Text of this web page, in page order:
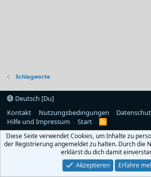
Schlagworte
Deutsch [Du]
Kontakt
Nutzungsbedingungen
Hilfe und Impressum
Start
R
S
Diese Seite verwendet Cookies, um Inhalte zu
der Registrierung angemeldet zu halten. Durch die
erklärst du dich damit
Akzeptieren
Erfahre